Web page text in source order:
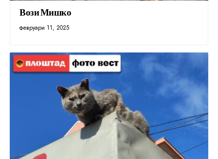
Вози Мишко
февруари 11, 2025